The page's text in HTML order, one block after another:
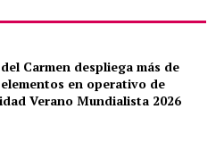
Carmen despliega más de
elementos en operativo de
Verano Mundialista 2026